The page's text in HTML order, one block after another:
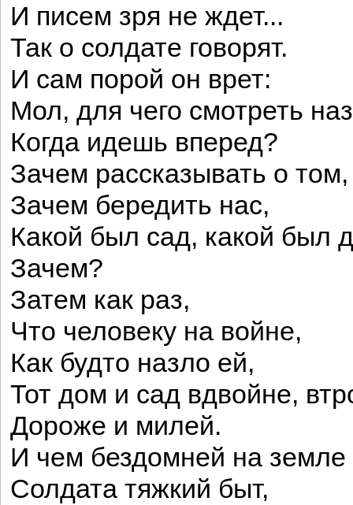
И писем зря не ждет...
Так о солдате говорят.
И сам порой он врет:
Мол, для чего смотреть
Когда идешь вперед?
Зачем рассказывать о том,
Зачем бередить нас,
Какой был сад, какой был
Зачем?
Затем как раз,
Что человеку на войне,
Как будто назло ей,
Тот дом и сад вдвойне,
Дороже и милей.
И чем бездомней на земле
Солдата тяжкий быт,